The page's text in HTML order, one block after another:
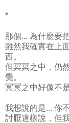
*
那個... 為什麼要
雖然我確實在上
西。
但冥冥之中，仍
覺。
冥冥之中好像不
我想說的是... 你
討厭這樣說，但